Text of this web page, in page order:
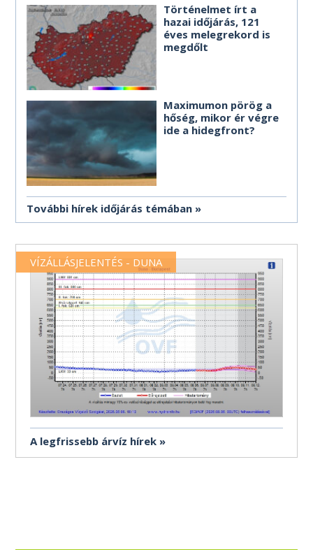
Történelmet írt a
hazai időjárás, 121
éves melegrekord is
megdőlt
Maximumon pörög a
hőség, mikor ér végre
ide a hidegfront?
További hírek időjárás témában
VÍZÁLLÁSJELENTÉS - DUNA
A legfrissebb árvíz hírek